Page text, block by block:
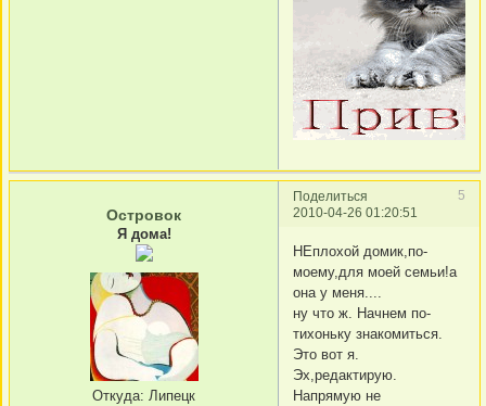
Поделиться
5
2010-04-26 01:20:51
Островок
Я дома!
Откуда: Липецк
НЕплохой домик,по-
моему,для моей семьи!а
она у меня....
ну что ж. Начнем по-
тихоньку знакомиться.
Это вот я.
Эх,редактирую.
Напрямую не